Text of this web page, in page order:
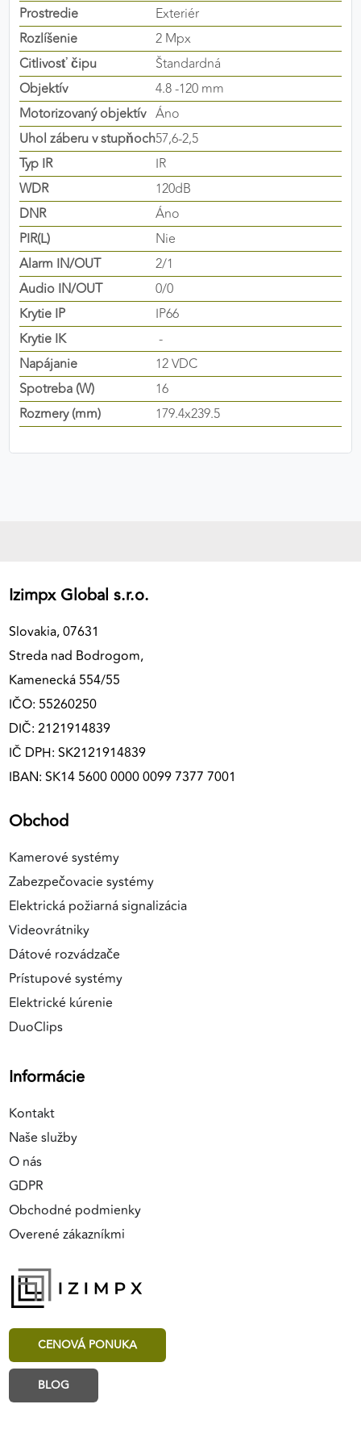
Prostredie
Exteriér
Rozlíšenie
2 Mpx
Citlivosť čipu
Štandardná
Objektív
4.8 -120 mm
Motorizovaný objektív Áno
Uhol záberu v stupňoch57,6-2,5
Typ IR
IR
WDR
120dB
DNR
Áno
PIR(L)
Nie
Alarm IN/OUT
2/1
Audio IN/OUT
0/0
Krytie IP
IP66
Krytie IK
-
Napájanie
12 VDC
Spotreba (W)
16
Rozmery (mm)
179.4x239.5
Izimpx Global s.r.o.
Slovakia, 07631
Streda nad Bodrogom,
Kamenecká 554/55
IČO: 55260250
DIČ: 2121914839
IČ DPH: SK2121914839
IBAN: SK14 5600 0000 0099 7377 7001
Obchod
Kamerové systémy
Zabezpečovacie systémy
Elektrická požiarná signalizácia
Videovrátniky
Dátové rozvádzače
Prístupové systémy
Elektrické kúrenie
DuoClips
Informácie
Kontakt
Naše služby
O nás
GDPR
Obchodné podmienky
Overené zákazníkmi
CENOVÁ PONUKA
BLOG
výkon a funkčnosť našich stránok.
Google Analytics
Poskytovateľ: Google
MARKETINGOVÉ COOKIES
Marketingové cookies sa používajú na sledovanie
správania používateľov naprieč webovými
stránkami. Umožňujú nám a našim partnerom
zobrazovať cielenú a relevantnú reklamu, a to na
našom webe aj v reklamných sieťach tretích strán.
Google Ads
Poskytovateľ: Google